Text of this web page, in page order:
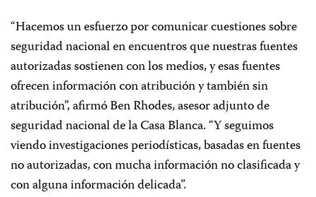
“Hacemos un esfuerzo por comunicar cuestiones sobre
seguridad nacional en encuentros que nuestras fuentes
autorizadas sostienen con los medios, y esas fuentes
ofrecen información con atribución y también sin
atribución”, afirmó Ben Rhodes, asesor adjunto de
seguridad nacional de la Casa Blanca. “Y seguimos
viendo investigaciones periodísticas, basadas en fuentes
no autorizadas, con mucha información no clasificada y
con alguna información delicada”.